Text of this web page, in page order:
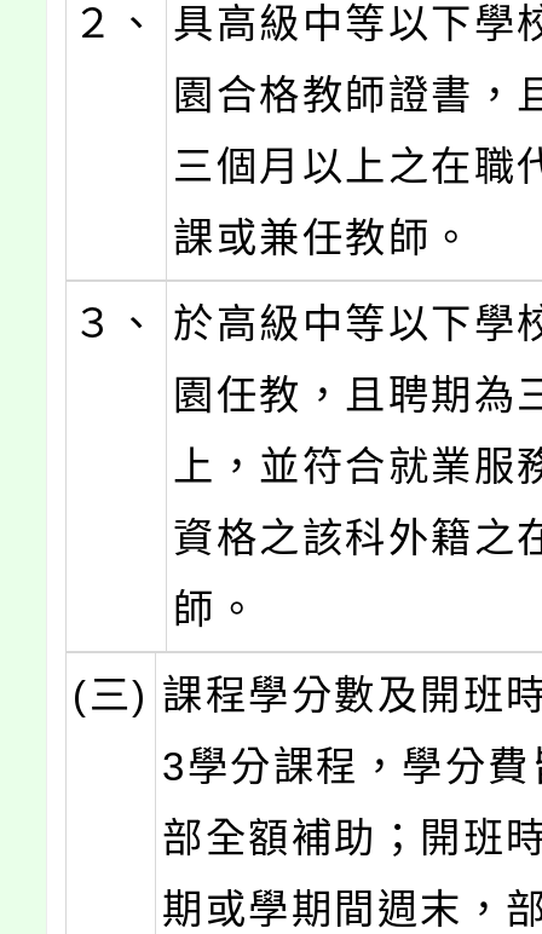
２、
具高級中等以下學
園合格教師證書，
三個月以上之在職
課或兼任教師。
３、
於高級中等以下學
園任教，且聘期為
上，並符合就業服
資格之該科外籍之
師。
(三) 課程學分數及開班
3學分課程，學分
部全額補助；開班
期或學期間週末，